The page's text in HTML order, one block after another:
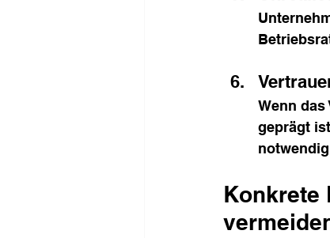
Wenn
geprägt
Konkrete